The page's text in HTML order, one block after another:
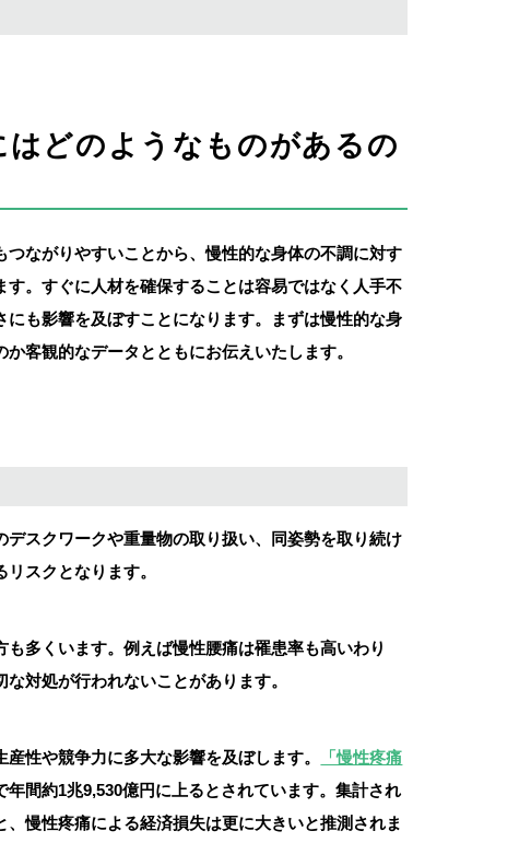
どのようなものがあるの
ながりやすいことから、慢性的な身体の不調に対す
。すぐに人材を確保することは容易ではなく人手不
も影響を及ぼすことになります。まずは慢性的な身
客観的なデータとともにお伝えいたします。
スクワークや重量物の取り扱い、同姿勢を取り続け
スクとなります。
多くいます。例えば慢性腰痛は罹患率も高いわり
対処が行われないことがあります。
性や競争力に多大な影響を及ぼします。
「慢性疼痛
間約1兆9,530億円に上るとされています。集計され
慢性疼痛による経済損失は更に大きいと推測されま